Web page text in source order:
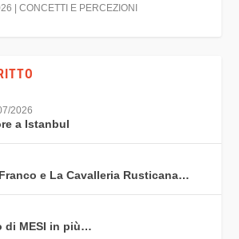
|CONCETTI E PERCEZIONI
2026
a Istanbul
e La Cavalleria Rusticana…
di MESI in più…